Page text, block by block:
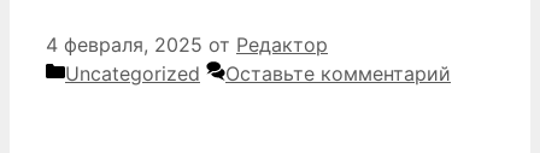
4 февраля, 2025 от Редактор
Рубрики
Uncategorized Оставьте комментарий